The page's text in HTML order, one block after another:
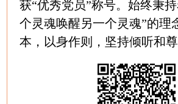
获“优秀党员”称号。始终秉
个灵魂唤醒另一个灵魂”的理
本，以身作则，坚持倾听和尊